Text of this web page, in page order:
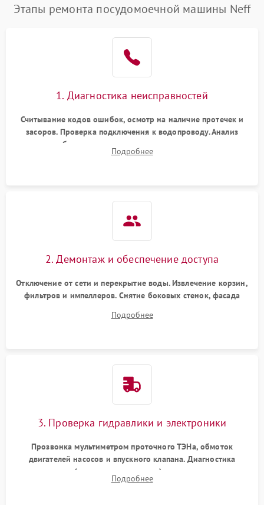
Этапы ремонта посудомоечной машины Neff
1. Диагностика неисправностей
Считывание кодов ошибок, осмотр на наличие протечек и
засоров. Проверка подключения к водопроводу. Анализ
жалоб на отсутствие слива, нагрева, вращения
разбрызгивателей или срабатывание системы защиты
Подробнее
2. Демонтаж и обеспечение доступа
Отключение от сети и перекрытие воды. Извлечение корзин,
фильтров и импеллеров. Снятие боковых стенок, фасада
циркуляционному насосу, ТЭНу и сливной помпе.
Подробнее
3. Проверка гидравлики и электроники
Прозвонка мультиметром проточного ТЭНа, обмоток
двигателей насосов и впускного клапана. Диагностика
прессостата (датчика уровня воды), датчика мутности,
концевика дверцы и электронного модуля управления.
Подробнее